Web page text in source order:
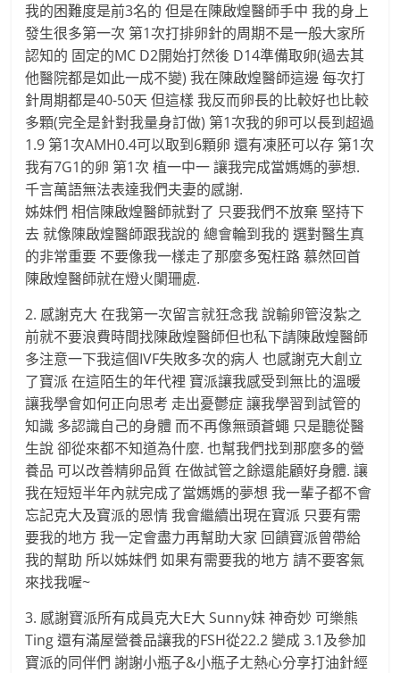
我的困難度是前3名的 但是在陳啟煌醫師手中 我的身上
發生很多第一次 第1次打排卵針的周期不是一般大家所
認知的 固定的MC D2開始打然後 D14準備取卵(過去其
他醫院都是如此一成不變) 我在陳啟煌醫師這邊 每次打
針周期都是40-50天 但這樣 我反而卵長的比較好也比較
多顆(完全是針對我量身訂做) 第1次我的卵可以長到超過
1.9 第1次AMH0.4可以取到6顆卵 還有凍胚可以存 第1次
我有7G1的卵 第1次 植一中一 讓我完成當媽媽的夢想.
千言萬語無法表達我們夫妻的感謝.
姊妹們 相信陳啟煌醫師就對了 只要我們不放棄 堅持下
去 就像陳啟煌醫師跟我說的 總會輪到我的 選對醫生真
的非常重要 不要像我一樣走了那麼多冤枉路 慕然回首
陳啟煌醫師就在燈火闌珊處.
2. 感謝克大 在我第一次留言就狂念我 說輸卵管沒紮之
前就不要浪費時間找陳啟煌醫師但也私下請陳啟煌醫師
多注意一下我這個IVF失敗多次的病人 也感謝克大創立
了寶派 在這陌生的年代裡 寶派讓我感受到無比的溫暖
讓我學會如何正向思考 走出憂鬱症 讓我學習到試管的
知識 多認識自己的身體 而不再像無頭蒼蠅 只是聽從醫
生說 卻從來都不知道為什麼. 也幫我們找到那麼多的營
養品 可以改善精卵品質 在做試管之餘還能顧好身體. 讓
我在短短半年內就完成了當媽媽的夢想 我一輩子都不會
忘記克大及寶派的恩情 我會繼續出現在寶派 只要有需
要我的地方 我一定會盡力再幫助大家 回饋寶派曾帶給
我的幫助 所以姊妹們 如果有需要我的地方 請不要客氣
來找我喔~
3. 感謝寶派所有成員克大E大 Sunny妹 神奇妙 可樂熊
Ting 還有滿屋營養品讓我的FSH從22.2 變成 3.1及參加
寶派的同伴們 謝謝小瓶子&小瓶子ㄤ熱心分享打油針經